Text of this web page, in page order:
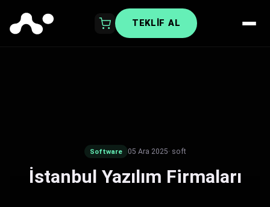
TEKLIF AL
Software 05 Ara 2025· soft
İstanbul Yazılım Firmaları